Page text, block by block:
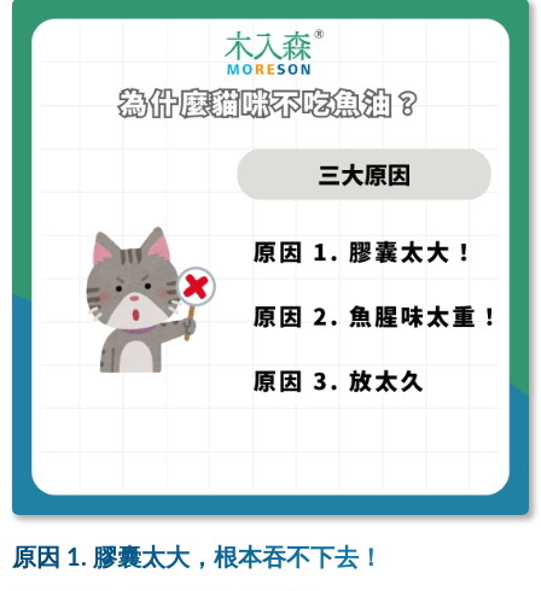
原因 1. 膠囊太大，根本吞不下去！